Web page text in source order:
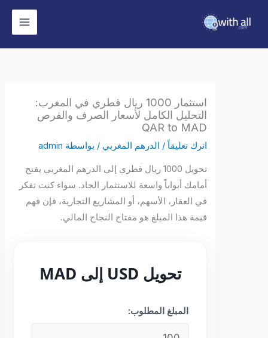
استثمار 1000 ريال قطري في المغرب:
التحليل الكامل لأسعار الصرف والفرص
QAR to MAD
اترك تعليقاً /الدرهم المغربي/ بواسطة admin
تحويل 1000 ريال قطري إلى الدرهم المغربي يفتح
أمامك أبواباً واسعة للاستثمار الجاد. سواء كنت تفكر
في العقار، الأسهم، أو المشاريع التجارية، فإن فهم
قيمة هذا المبلغ هو مفتاح النجاح المالي.
تحويل USD إلى MAD
المبلغ المطلوب: